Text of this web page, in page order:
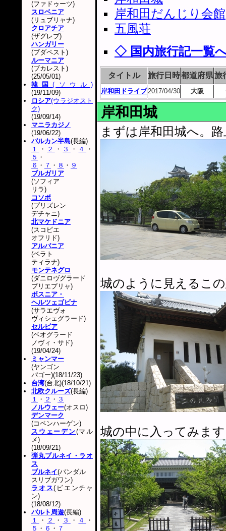
岸和田だんじり会館
五風荘
◇ 国内旅行記一覧
タイトル 旅行日時都道府県旅
岸和田ドライブ2017/04/30 大阪
岸和田城
まずは岸和田城へ。
城のように見えるこ
城の中に入ってみま
(ファドゥーツ)
スロベニア
(リュブリャナ)
クロアチア
(ザグレブ)
ハンガリー
(ブダペスト)
ルーマニア
(ブカレスト)
(25/05/01)
韓国(ソウル)
(19/11/09)
ロシア(ウラジオスト
ク)
(19/09/14)
マニラカジノ
(19/06/22)
バルカン半島(長編)
１
・ ２ ・ ３ ・ ４
・
５ ・
６ ・ ７ ・ ８ ・ ９
ブルガリア
(ソフィア
リラ)
コソボ
(プリズレン
デチャニ)
北マケドニア
(スコピエ
オフリド)
アルバニア
(ベラト
ティラナ)
モンテネグロ
(ダニロヴグラード
プリエプリャ)
ボスニア・
ヘルツェゴビナ
(サラエヴォ
ヴィシェグラード)
セルビア
(ベオグラード
ノヴィ・サド)
(19/04/24)
ミャンマー
(ヤンゴン
パゴー)(18/11/23)
台湾(台北)(18/10/21)
北欧クルーズ(長編)
１ ・ ２ ・ ３
ノルウェー(オスロ)
デンマーク
(コペンハーゲン)
スウェーデン(マル
メ)
(18/09/21)
弾丸ブルネイ・ラオ
ス
ブルネイ(バンダル
スリブガワン)
ラオス(ビエンチャ
ン)
(18/08/12)
バルト周遊(長編)
１
・ ２ ・ ３ ・ ４
・
５ ・ ６ ・ ７